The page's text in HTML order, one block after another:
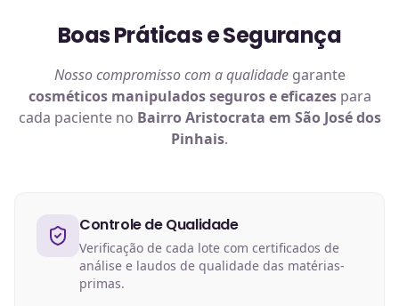
Boas Práticas e Segurança
Nosso compromisso com a qualidadegarante
cosméticos manipuladosseguros e eficazespara
cada paciente no Bairro Aristocrata em São José dos
Pinhais.
Controle de Qualidade
Verificação de cada lote com certificados de
análise e laudos de qualidade das matérias-
primas.